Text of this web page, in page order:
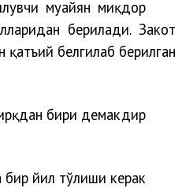
муайян миқдор
берилади. Закот
белгилаб берилган.
бири демакдир.
йил тўлиши керак.